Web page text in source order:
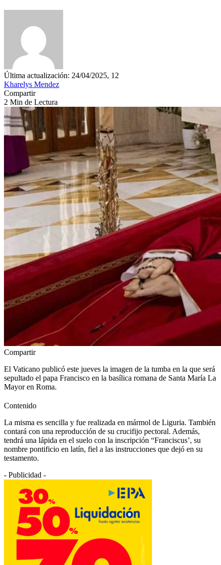
Última actualización: 24/04/2025, 12
Kharelys Mendez
Compartir
2 Min de Lectura
Compartir
El Vaticano publicó este jueves la imagen de la tumba en la que será
sepultado el papa Francisco en la basílica romana de Santa María La
Mayor en Roma.
Contenido
La misma es sencilla y fue realizada en mármol de Liguria. También
contará con una reproducción de su crucifijo pectoral. Además,
tendrá una lápida en el suelo con la inscripción “Franciscus’, su
nombre pontificio en latín, fiel a las instrucciones que dejó en su
testamento.
- Publicidad -